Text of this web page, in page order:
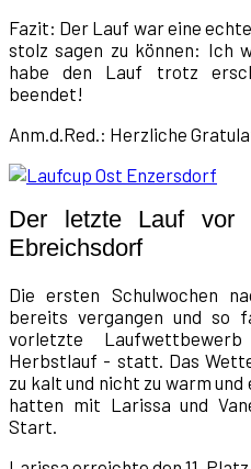
Fazit: Der Lauf war eine
stolz sagen zu können: Ich
habe den Lauf trotz
beendet!
Anm.d.Red.: Herzliche
Der letzte Lauf vor
Ebreichsdorf
Die ersten Schulwochen
bereits vergangen und so
vorletzte
Herbstlauf - statt. Das
zu kalt und nicht zu warm
hatten mit Larissa und
Start.